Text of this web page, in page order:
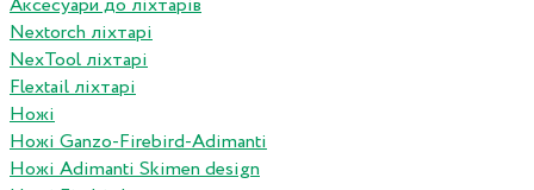
Аксесуари до ліхтарів
Nextorch ліхтарі
NexTool ліхтарі
Flextail ліхтарі
Ножі
Ножі Ganzo-Firebird-Adimanti
Ножі Adimanti Skimen design